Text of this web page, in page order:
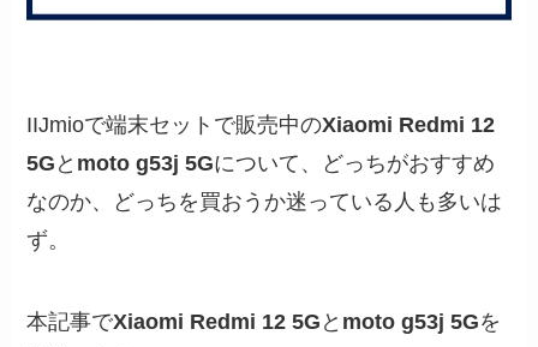
IIJmioで端末セットで販売中のXiaomi Redmi 12
5G と moto g53j 5Gについて、どっちがおすすめ
なのか、どっちを買おうか迷っている人も多いは
ず。
本記事でXiaomi Redmi 12 5G と moto g53j 5Gを